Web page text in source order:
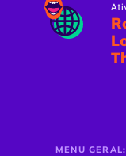
MENU GERAL: